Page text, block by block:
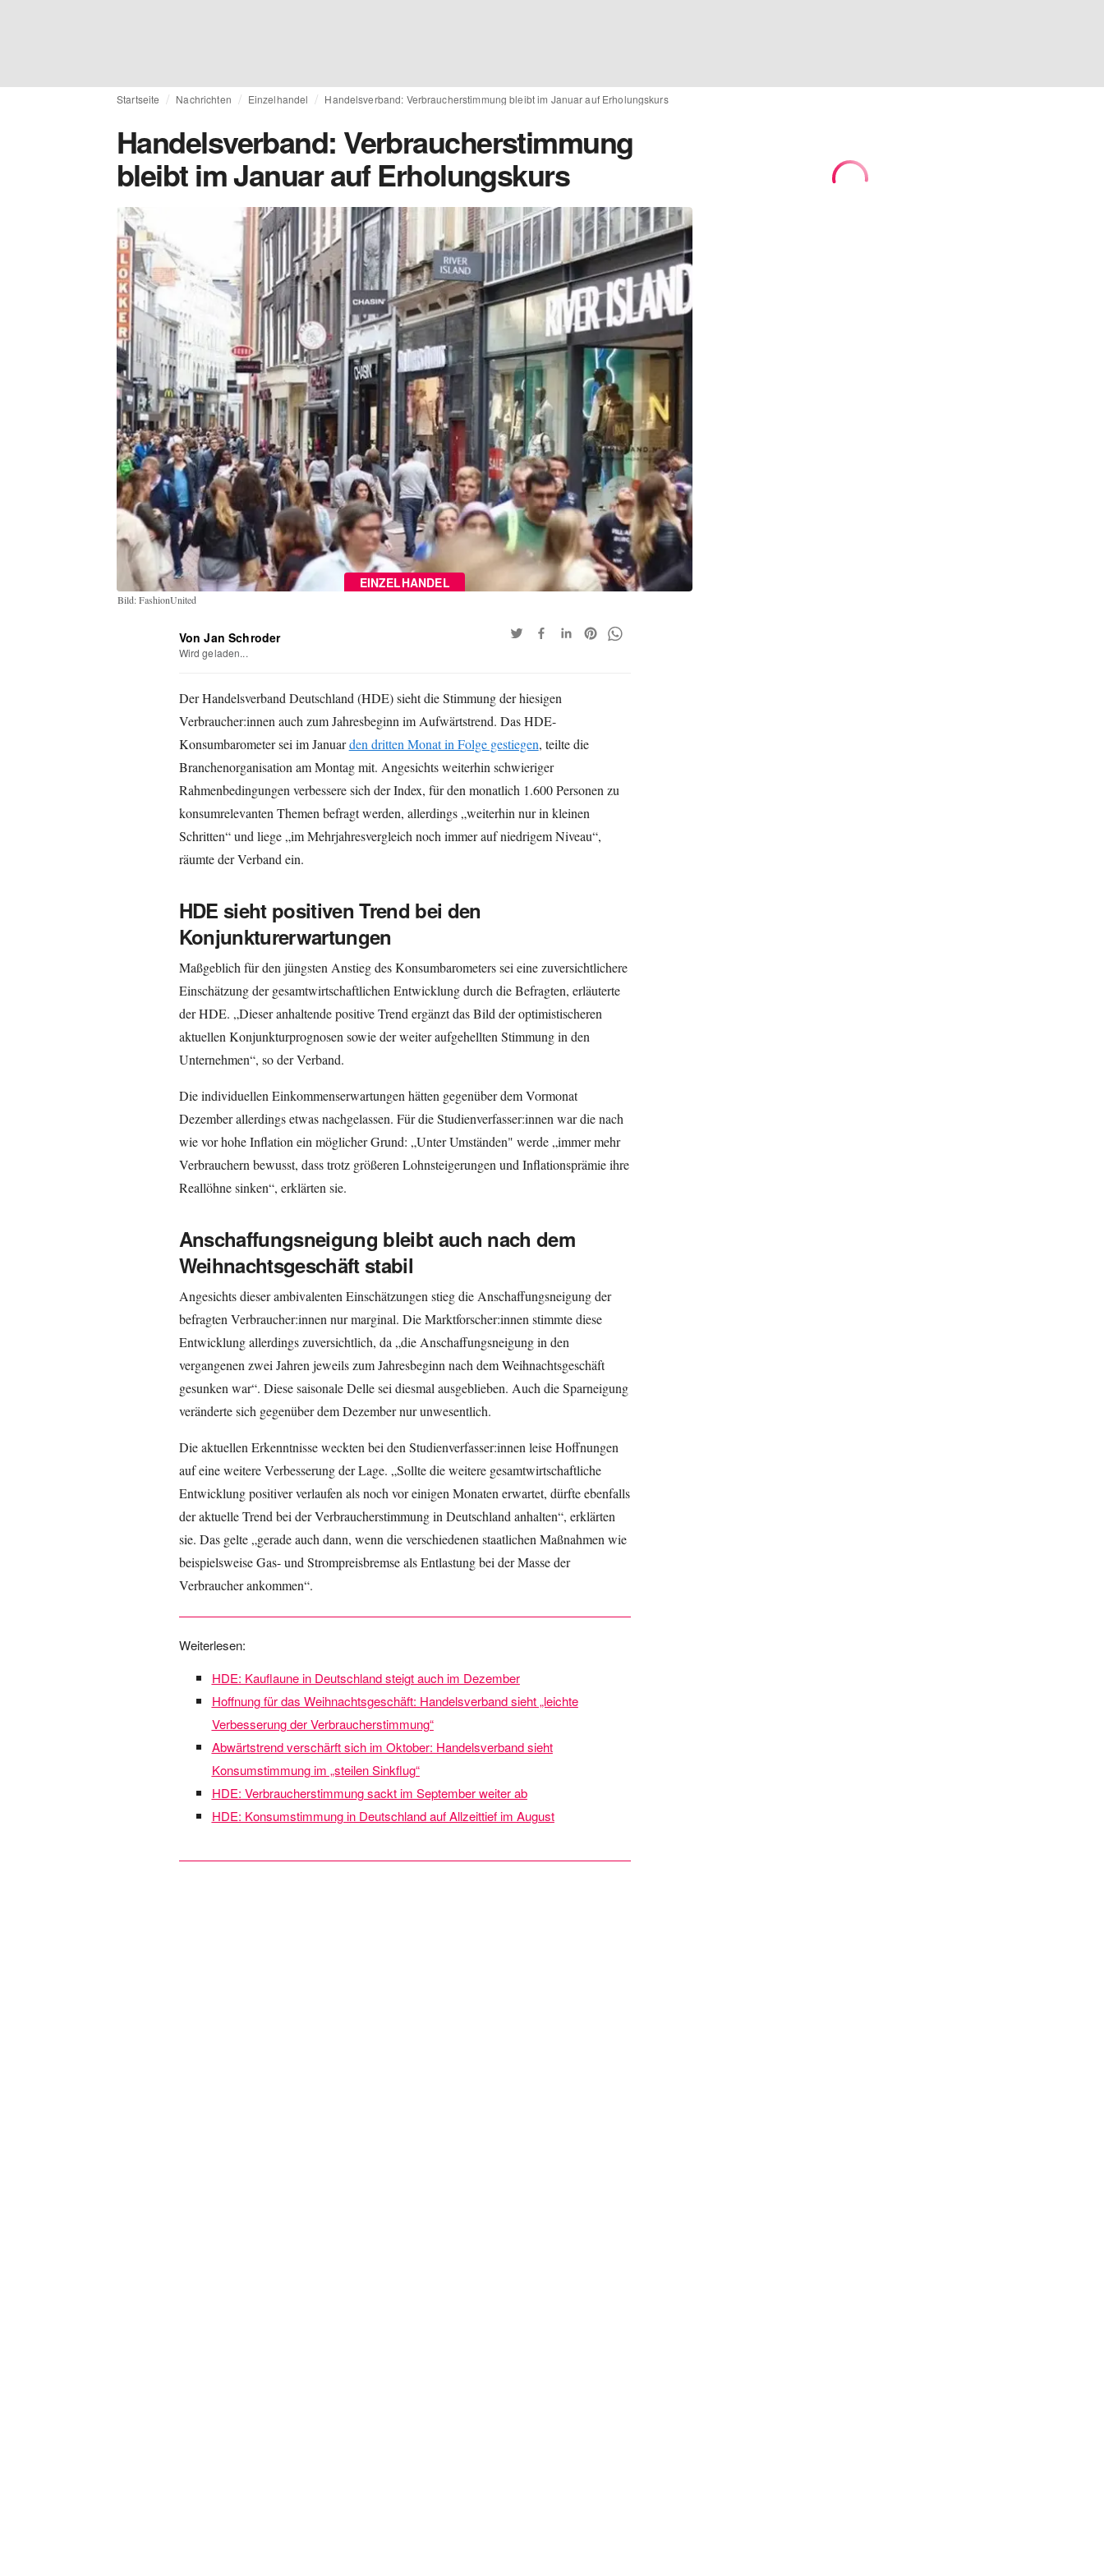
Startseite Nachrichten Einzelhandel Handelsverband: Verbraucherstimmung bleibt im Januar auf Erholungskurs
Handelsverband: Verbraucherstimmung
bleibt im Januar auf Erholungskurs
EINZELHANDEL
Bild: FashionUnited
Von Jan Schroder
Wird geladen...
Der Handelsverband Deutschland (HDE) sieht die Stimmung der hiesigen
Verbraucher:innen auch zum Jahresbeginn im Aufwärtstrend. Das HDE-
Konsumbarometer sei im Januarden dritten Monat in Folge gestiegen, teilte die
Branchenorganisation am Montag mit. Angesichts weiterhin schwieriger
Rahmenbedingungen verbessere sich der Index, für den monatlich 1.600 Personen zu
konsumrelevanten Themen befragt werden, allerdings „weiterhin nur in kleinen
Schritten“ und liege „im Mehrjahresvergleich noch immer auf niedrigem Niveau“,
räumte der Verband ein.
HDE sieht positiven Trend bei den
Konjunkturerwartungen
Maßgeblich für den jüngsten Anstieg des Konsumbarometers sei eine zuversichtlichere
Einschätzung der gesamtwirtschaftlichen Entwicklung durch die Befragten, erläuterte
der HDE. „Dieser anhaltende positive Trend ergänzt das Bild der optimistischeren
aktuellen Konjunkturprognosen sowie der weiter aufgehellten Stimmung in den
Unternehmen“, so der Verband.
Die individuellen Einkommenserwartungen hätten gegenüber dem Vormonat
Dezember allerdings etwas nachgelassen. Für die Studienverfasser:innen war die nach
wie vor hohe Inflation ein möglicher Grund: „Unter Umständen" werde „immer mehr
Verbrauchern bewusst, dass trotz größeren Lohnsteigerungen und Inflationsprämie ihre
Reallöhne sinken“, erklärten sie.
Anschaffungsneigung bleibt auch nach dem
Weihnachtsgeschäft stabil
Angesichts dieser ambivalenten Einschätzungen stieg die Anschaffungsneigung der
befragten Verbraucher:innen nur marginal. Die Marktforscher:innen stimmte diese
Entwicklung allerdings zuversichtlich, da „die Anschaffungsneigung in den
vergangenen zwei Jahren jeweils zum Jahresbeginn nach dem Weihnachtsgeschäft
gesunken war“. Diese saisonale Delle sei diesmal ausgeblieben. Auch die Sparneigung
veränderte sich gegenüber dem Dezember nur unwesentlich.
Die aktuellen Erkenntnisse weckten bei den Studienverfasser:innen leise Hoffnungen
auf eine weitere Verbesserung der Lage. „Sollte die weitere gesamtwirtschaftliche
Entwicklung positiver verlaufen als noch vor einigen Monaten erwartet, dürfte ebenfalls
der aktuelle Trend bei der Verbraucherstimmung in Deutschland anhalten“, erklärten
sie. Das gelte „gerade auch dann, wenn die verschiedenen staatlichen Maßnahmen wie
beispielsweise Gas- und Strompreisbremse als Entlastung bei der Masse der
Verbraucher ankommen“.
Weiterlesen:
HDE: Kauflaune in Deutschland steigt auch im Dezember
Hoffnung für das Weihnachtsgeschäft: Handelsverband sieht „leichte
Verbesserung der Verbraucherstimmung“
Abwärtstrend verschärft sich im Oktober: Handelsverband sieht
Konsumstimmung im „steilen Sinkflug“
HDE: Verbraucherstimmung sackt im September weiter ab
HDE: Konsumstimmung in Deutschland auf Allzeittief im August